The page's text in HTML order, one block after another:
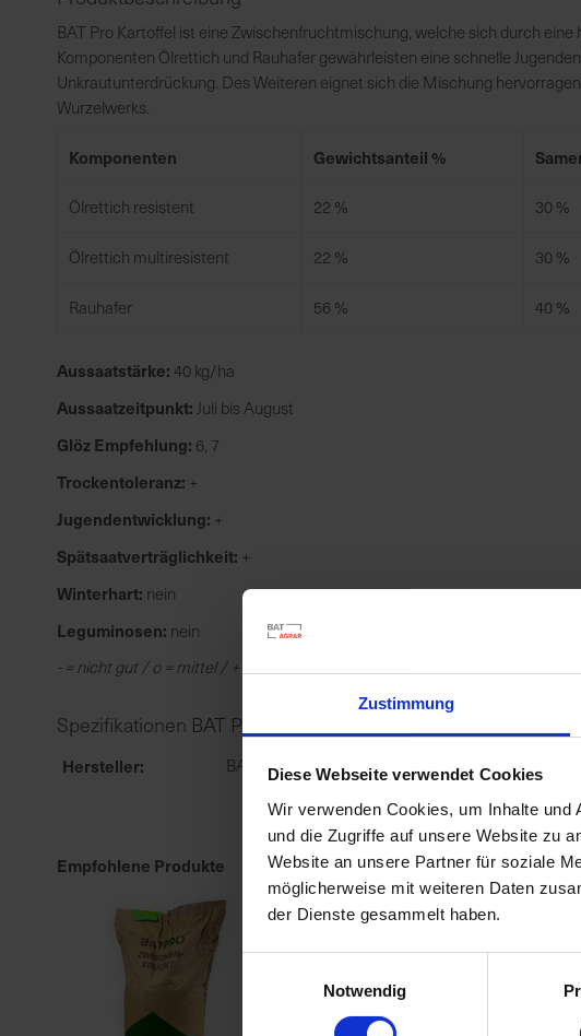
Zustimmung
Diese Webseite verwendet Cookies
Wir verwenden Cookies, um Inhalte
und die Zugriffe auf unsere Website zu
Website an unsere Partner für soziale
möglicherweise mit weiteren Daten
der Dienste gesammelt haben.
Notwendig
BAT Pro Kartoffel ist eine Zwischenfruchtmischung, welche sich durch
Komponenten Ölrettich und Rauhafer gewährleisten eine schnelle
Unkrautunterdrückung. Des Weiteren eignet sich die Mischung
Wurzelwerks.
Komponenten Gewichtsanteil %
Ölrettich resistent 22 % 30 %
Ölrettich multiresistent 22 % 30 %
Rauhafer 56 % 40 %
Aussaatstärke: 40 kg/ha
Aussaatzeitpunkt: Juli bis August
Glöz Empfehlung: 6, 7
Trockentoleranz: +
Jugendentwicklung: +
Spätsaatverträglichkeit: +
Winterhart: nein
Leguminosen: nein
- = nicht gut / o = mittel / + = gut / ++ sehr gut
Spezifikationen BAT Pro Kartoffel / 25kg
Hersteller BAT Agrar GmbH & Co.KG
Empfohlene Produkte